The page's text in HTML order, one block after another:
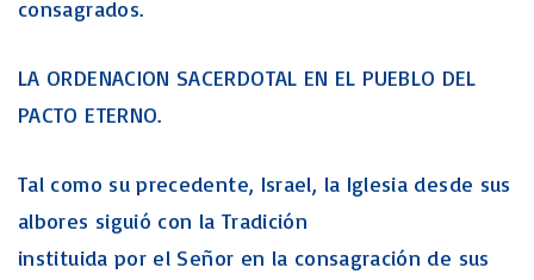
consagrados.
LA ORDENACION SACERDOTAL EN EL PUEBLO DEL
PACTO ETERNO.
Tal como su precedente, Israel, la Iglesia desde sus
albores siguió con la Tradición
instituida por el Señor en la consagración de sus